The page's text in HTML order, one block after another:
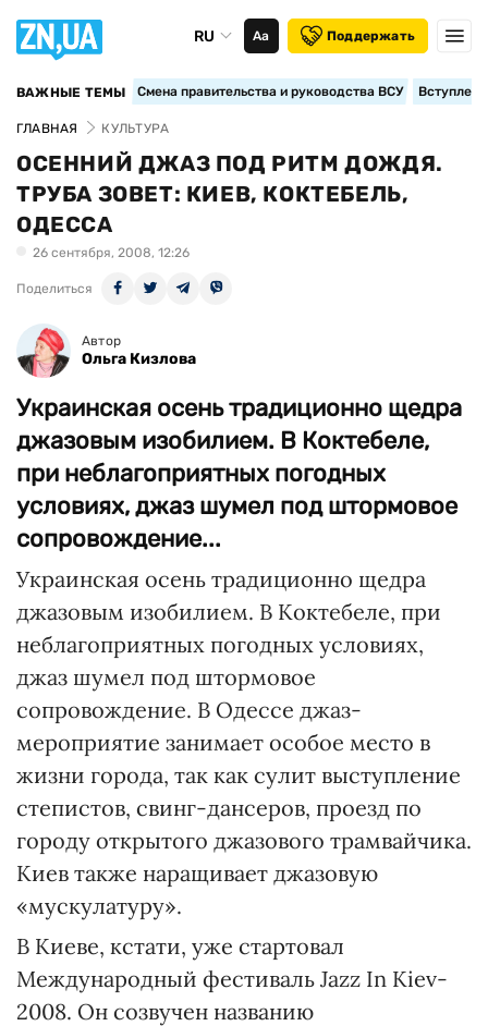
RU Аа Поддержать
ВАЖНЫЕ ТЕМЫ Смена правительства и руководства ВСУ
ГЛАВНАЯ КУЛЬТУРА
ОСЕННИЙ ДЖАЗ ПОД РИТМ ДОЖДЯ.
ТРУБА ЗОВЕТ: КИЕВ, КОКТЕБЕЛЬ,
ОДЕССА
26 сентября, 2008, 12:26
Поделиться
Автор
Ольга Кизлова
Украинская осень традиционно щедра
джазовым изобилием. В Коктебеле,
при неблагоприятных погодных
условиях, джаз шумел под штормовое
сопровождение...
Украинская осень традиционно щедра
джазовым изобилием. В Коктебеле, при
неблагоприятных погодных условиях,
джаз шумел под штормовое
сопровождение. В Одессе джаз-
мероприятие занимает особое место в
жизни города, так как сулит выступление
степистов, свинг-дансеров, проезд по
городу открытого джазового трамвайчика.
Киев также наращивает джазовую
«мускулатуру».
В Киеве, кстати, уже стартовал
Международный фестиваль Jazz In Kiev-
2008. Он созвучен названию